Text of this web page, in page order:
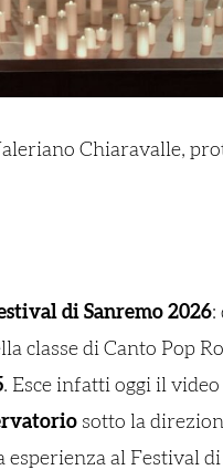
Chiaravalle,
di Sanremo 2026:
classe di Canto Pop
. Esce infatti oggi il
sotto la
al Festival di